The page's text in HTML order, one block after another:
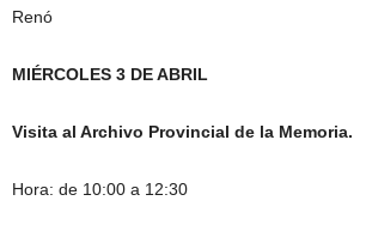
Renó
MIÉRCOLES 3 DE ABRIL
Visita al Archivo Provincial de la Memoria.
Hora: de 10:00 a 12:30